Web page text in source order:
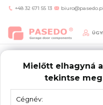
+48 32 671 55 13 biuro@pasedo.pl
Mielőtt elhagyná
tekintse
Home/Termékek